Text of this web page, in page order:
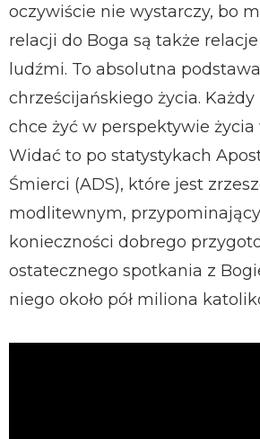
oczywiście nie wystarczy, bo
relacji do Boga są także
ludźmi. To absolutna podstawa
chrześcijańskiego życia.
chce żyć w perspektywie życia
Widać to po statystykach
Śmierci (ADS), które jest
modlitewnym,
konieczności dobrego
ostatecznego spotkania z
niego około pół miliona